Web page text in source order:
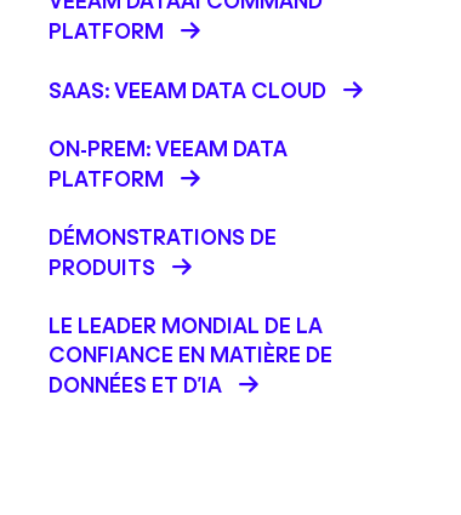
PLATFORM
SAAS: VEEAM DATA CLOUD
ON-PREM: VEEAM DATA
PLATFORM
DÉMONSTRATIONS DE
PRODUITS
LE LEADER MONDIAL DE LA
CONFIANCE EN MATIÈRE DE
DONNÉES ET D'IA